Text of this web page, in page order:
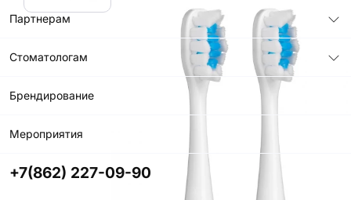
Партнерам
Стоматологам
Брендирование
Мероприятия
+7(862) 227-09-90
990р.
Купить в
приложении
Характеристики
Жесткость
Мягкая